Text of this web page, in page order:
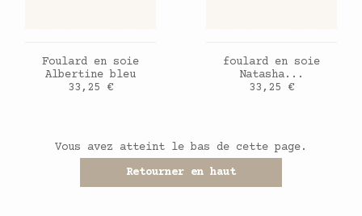
AJOUTER AU PANIER
Foulard en soie
Albertine bleu
Prix
33,25 €
AJOUTER AU PANIER
foulard en soie
Natasha...
Prix
33,25 €
Vous avez atteint le bas de cette page.
Retourner en haut